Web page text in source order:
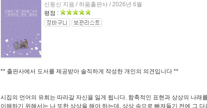
신동신 지음 / 하움출판사 / 2026년 6월
평점 :
** 출판사에서 도서를 제공받아 솔직하게 작성한 개인의 의견입니다 **
시집의 언어의 유희는 따라갈 자신을 잃게 됩니다. 함축적인 표현과 상상의 나래
이해하기 위해서는 나 또한 상상을 해야 하는데 . 상상 속으로 빠져들기 전에 그